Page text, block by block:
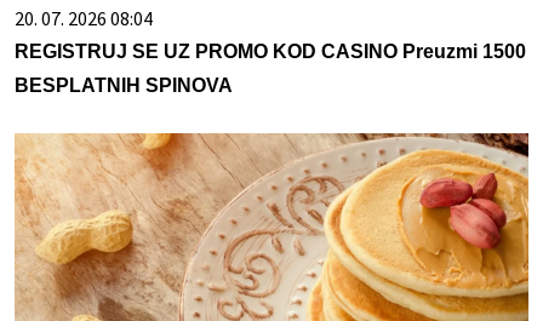
20. 07. 2026 08:04
REGISTRUJ SE UZ PROMO KOD CASINO Preuzmi 1500
BESPLATNIH SPINOVA